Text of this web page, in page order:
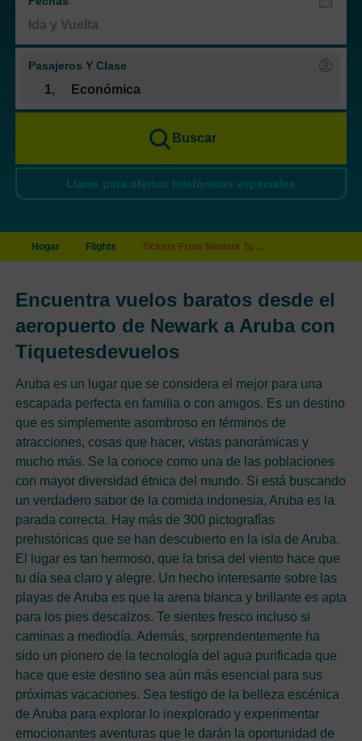
Pasajeros Y Clase
1, Económica
Buscar
Llame para ofertas telefónicas especiales
Hogar Flights Tickets From Newark To ...
Encuentra vuelos baratos desde el
aeropuerto de Newark a Aruba con
Tiquetesdevuelos
Aruba es un lugar que se considera el mejor para una
escapada perfecta en familia o con amigos. Es un destino
que es simplemente asombroso en términos de
atracciones, cosas que hacer, vistas panorámicas y
mucho más. Se la conoce como una de las poblaciones
con mayor diversidad étnica del mundo. Si está buscando
un verdadero sabor de la comida indonesia, Aruba es la
parada correcta. Hay más de 300 pictografías
prehistóricas que se han descubierto en la isla de Aruba.
El lugar es tan hermoso, que la brisa del viento hace que
tu día sea claro y alegre. Un hecho interesante sobre las
playas de Aruba es que la arena blanca y brillante es apta
para los pies descalzos. Te sientes fresco incluso si
caminas a mediodía. Además, sorprendentemente ha
sido un pionero de la tecnología del agua purificada que
hace que este destino sea aún más esencial para sus
próximas vacaciones. Sea testigo de la belleza escénica
de Aruba para explorar lo inexplorado y experimentar
emocionantes aventuras que le darán la oportunidad de